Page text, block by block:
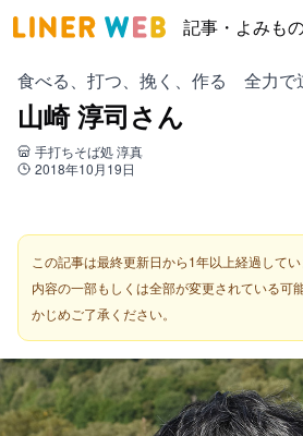
記事・よみも
食べる、打つ、挽く、作る 全力で
山崎 淳司さん
手打ちそば処 淳真
2018年10月19日
この記事は最終更新日から1年以上経過してい
内容の一部もしくは全部が変更されている可
かじめご了承ください。